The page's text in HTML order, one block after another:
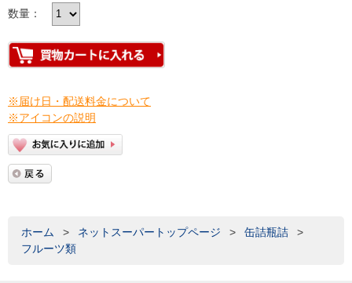
数量：
※届け日・配送料金について
※アイコンの説明
ホーム > ネットスーパートップページ > 缶詰瓶詰
>
フルーツ類